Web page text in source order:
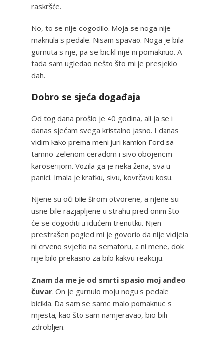
raskršće.
No, to se nije dogodilo. Moja se noga nije
maknula s pedale. Nisam spavao. Noga je bila
gurnuta s nje, pa se bicikl nije ni pomaknuo. A
tada sam ugledao nešto što mi je presjeklo
dah.
Dobro se sjeća događaja
Od tog dana prošlo je 40 godina, ali ja se i
danas sjećam svega kristalno jasno. I danas
vidim kako prema meni juri kamion Ford sa
tamno-zelenom ceradom i sivo obojenom
karoserijom. Vozila ga je neka žena, sva u
panici. Imala je kratku, sivu, kovrčavu kosu.
Njene su oči bile širom otvorene, a njene su
usne bile razjapljene u strahu pred onim što
će se dogoditi u idućem trenutku. Njen
prestrašen pogled mi je govorio da nije vidjela
ni crveno svjetlo na semaforu, a ni mene, dok
nije bilo prekasno za bilo kakvu reakciju.
Znam da me je od smrti spasio moj anđeo
čuvar. On je gurnulo moju nogu s pedale
bicikla. Da sam se samo malo pomaknuo s
mjesta, kao što sam namjeravao, bio bih
zdrobljen.